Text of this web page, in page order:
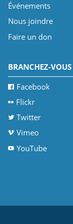
Événements
Nous joindre
Faire un don
BRANCHEZ-
Facebook
Flickr
Twitter
Vimeo
YouTube